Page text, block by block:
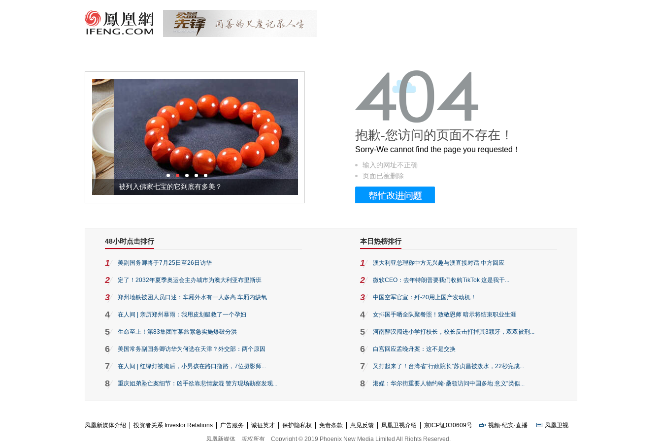
被列入佛家七宝的它到底有多美？ 这个3.2米的长卷，还原了600岁的紫禁城
抱歉-您访问的页面不存在！
Sorry-We cannot find the page you requested！
输入的网址不正确
页面已被删除
48小时点击排行
1 美副国务卿将于7月25日至26日访华
2 定了！2032年夏季奥运会主办城市为澳大利亚布里斯班
3 郑州地铁被困人员口述：车厢外水有一人多高 车厢内缺氧
4 在人间 | 亲历郑州暴雨：我用皮划艇救了一个孕妇
5 生命至上！第83集团军某旅紧急实施爆破分洪
6 美国常务副国务卿访华为何选在天津？外交部：两个原因
7 在人间 | 红绿灯被淹后，小男孩在路口指路，7位摄影师...
8 重庆姐弟坠亡案细节：凶手欲靠悲情蒙混 警方现场勘察发现...
本日热榜排行
1 澳大利亚总理称中方无兴趣与澳直接对话 中方回应
2 微软CEO：去年特朗普要我们收购TikTok 这是我干...
3 中国空军官宣：歼-20用上国产发动机！
4 女排国手晒全队聚餐照！致敬恩师 暗示将结束职业生涯
5 河南醉汉闯进小学打校长，校长反击打掉其3颗牙，双双被刑...
6 白宫回应孟晚舟案：这不是交换
7 又打起来了！台湾省“行政院长”苏贞昌被泼水，22秒完成...
8 港媒：华尔街重要人物约翰·桑顿访问中国多地 意义“类似...
凤凰新媒体介绍 投资者关系 Investor Relations 广告服务 诚征英才 保护隐私权 免责条款 意见反馈 凤凰卫视介绍 京ICP证030609号 视频·纪实·直播
凤凰卫视
凤凰新媒体
版权所有 Copyright © 2019 Phoenix New Media Limited All Rights Reserved.